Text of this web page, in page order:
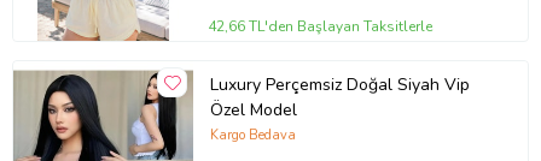
42,66 TL'den Başlayan Taksitlerle
Luxury Perçemsiz Doğal Siyah Vip
Özel Model
Kargo Bedava